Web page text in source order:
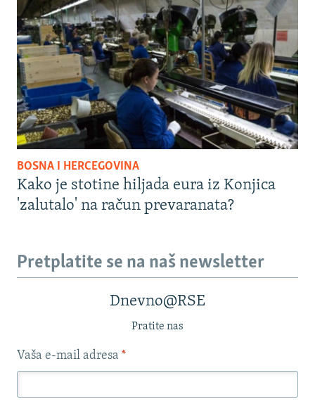
BOSNA I HERCEGOVINA
Kako je stotine hiljada eura iz Konjica
'zalutalo' na račun prevaranata?
Pretplatite se na naš newsletter
Dnevno@RSE
Pratite nas
Vaša e-mail adresa *